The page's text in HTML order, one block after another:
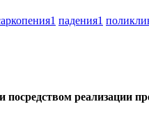
1 падения1
реализации